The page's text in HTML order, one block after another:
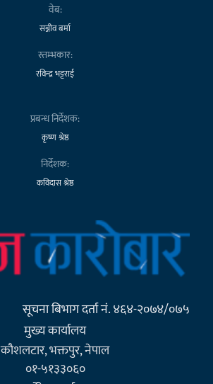
वेब:
सञ्जीव बर्मा
स्तम्भकार:
रविन्द्र भट्टराई
प्रबन्ध निर्देशक:
कृष्ण श्रेष्ठ
निर्देशक:
कविदास श्रेष्ठ
सूचना बिभाग दर्ता नं. ४६४-२०७४/०७५
मुख्य कार्यालय
कौशलटार, भक्तपुर, नेपाल
०१-५१३३०६०